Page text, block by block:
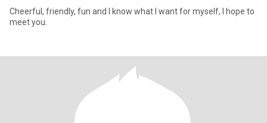
Cheerful, friendly, fun and I know what I want for myself, I hope to
meet you.